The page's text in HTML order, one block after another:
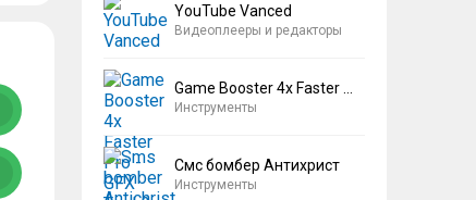
YouTube Vanced
Видеоплееры и редакторы
Инструменты
Смс бомбер Антихрист
Инструменты